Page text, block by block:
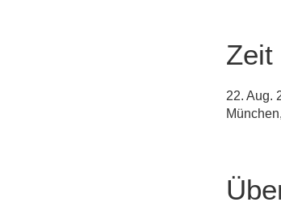
Zeit
22. Aug.